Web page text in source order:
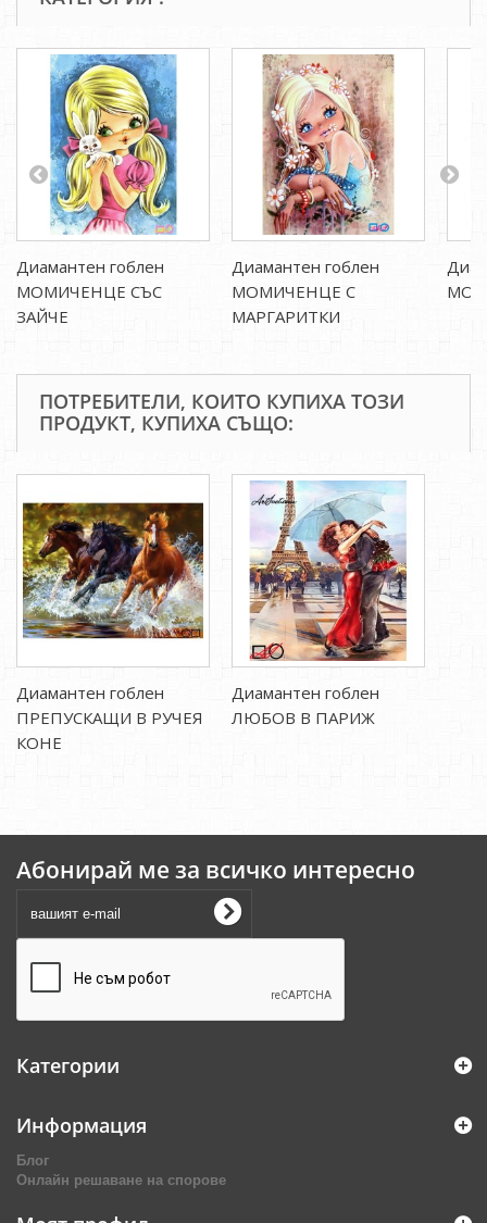
Диамантен гоблен
МОМИЧЕНЦЕ СЪС
ЗАЙЧЕ
Диамантен гоблен
МОМИЧЕНЦЕ С
МАРГАРИТКИ
ПОТРЕБИТЕЛИ, КОИТО КУПИХА ТОЗИ
ПРОДУКТ, КУПИХА СЪЩО:
Диамантен гоблен
ПРЕПУСКАЩИ В РУЧЕЯ
КОНЕ
Диамантен гоблен
ЛЮБОВ В ПАРИЖ
Абонирай ме за всичко интересно
Категории
Информация
Блог
Онлайн решаване на спорове